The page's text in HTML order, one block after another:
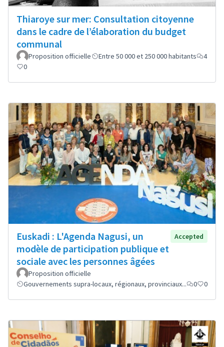
Thiaroye sur mer: Consultation citoyenne
dans le cadre de l’élaboration du budget
communal
Proposition officielle Entre 50 000 et 250 000 habitants
4
0
Euskadi : L'Agenda Nagusi, un
modèle de participation publique et
sociale avec les personnes âgées
Accepted
Proposition officielle
Gouvernements supra-locaux, régionaux, provinciaux...
0 0